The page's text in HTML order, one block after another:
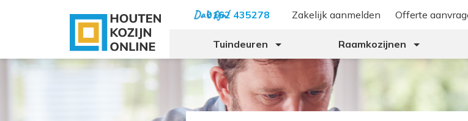
0162 435278 Zakelijk aanmelden Offerte
Tuindeuren Raamkozijnen